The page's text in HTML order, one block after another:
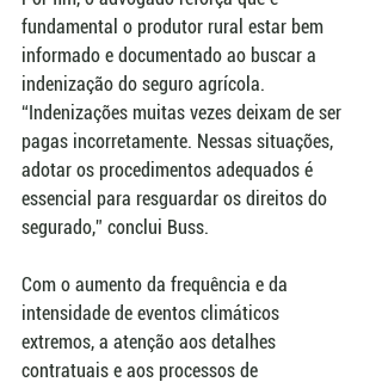
fundamental o produtor rural estar bem
informado e documentado ao buscar a
indenização do seguro agrícola.
“Indenizações muitas vezes deixam de ser
pagas incorretamente. Nessas situações,
adotar os procedimentos adequados é
essencial para resguardar os direitos do
segurado,” conclui Buss.
Com o aumento da frequência e da
intensidade de eventos climáticos
extremos, a atenção aos detalhes
contratuais e aos processos de